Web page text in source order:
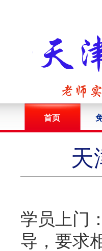
首页
天
学员上门
导，要求